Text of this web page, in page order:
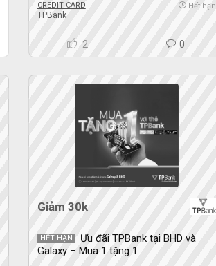
CREDIT CARD
TPBank
Hết hạn
2 0
Giảm 30k
HẾT HẠN
Ưu đãi TPBank tại BHD và
Galaxy – Mua 1 tặng 1